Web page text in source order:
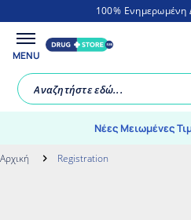
100% Ενημερωμένη
MENU
Νέες Μειωμένες
Αρχική Registration